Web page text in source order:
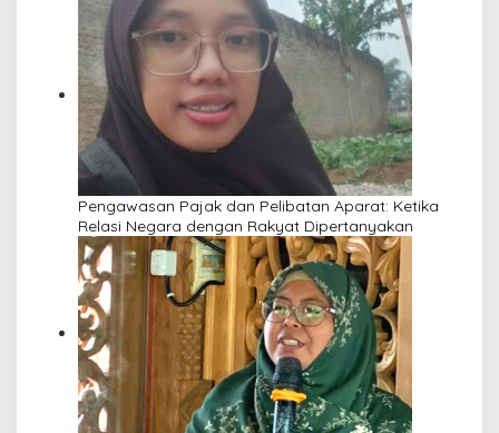
Pengawasan Pajak dan Pelibatan Aparat: Ketika
Relasi Negara dengan Rakyat Dipertanyakan